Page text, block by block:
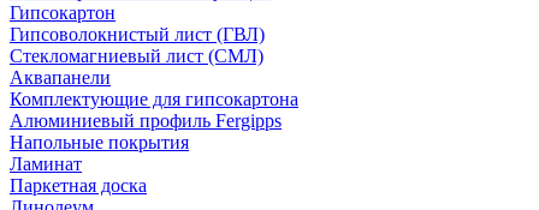
Гипсокартон
Гипсоволокнистый лист (ГВЛ)
Стекломагниевый лист (СМЛ)
Аквапанели
Комплектующие для гипсокартона
Алюминиевый профиль Fergipps
Напольные покрытия
Ламинат
Паркетная доска